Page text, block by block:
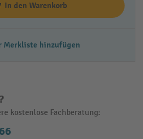
In den Warenkorb
Merkliste hinzufügen
kostenlose Fachberatung: